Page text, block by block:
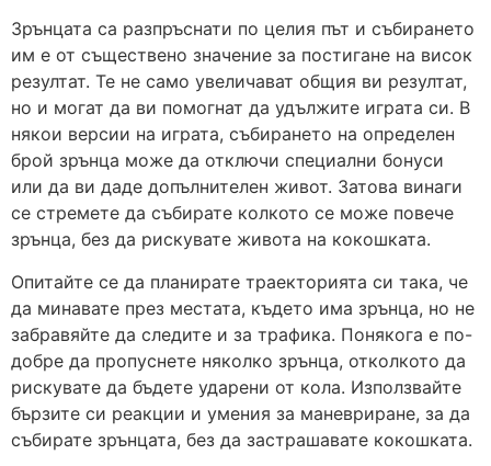
Зрънцата са разпръснати по целия път и събирането
им е от съществено значение за постигане на висок
резултат. Те не само увеличават общия ви резултат,
но и могат да ви помогнат да удължите играта си. В
някои версии на играта, събирането на определен
брой зрънца може да отключи специални бонуси
или да ви даде допълнителен живот. Затова винаги
се стремете да събирате колкото се може повече
зрънца, без да рискувате живота на кокошката.
Опитайте се да планирате траекторията си така, че
да минавате през местата, където има зрънца, но не
забравяйте да следите и за трафика. Понякога е по-
добре да пропуснете няколко зрънца, отколкото да
рискувате да бъдете ударени от кола. Използвайте
бързите си реакции и умения за маневриране, за да
събирате зрънцата, без да застрашавате кокошката.